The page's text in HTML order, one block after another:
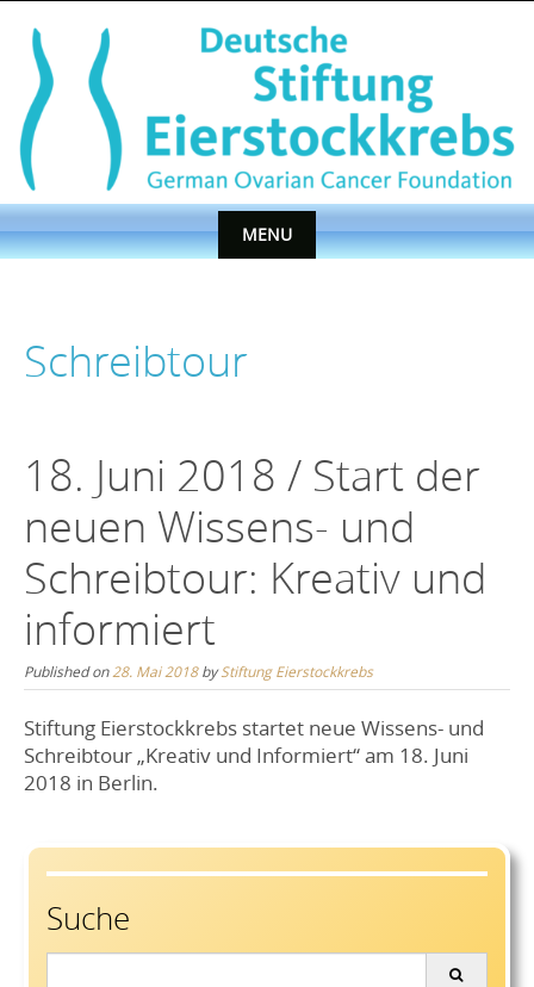
content
MENU
content
Schreibtour
18. Juni 2018 / Start der
neuen Wissens- und
Schreibtour: Kreativ und
informiert
Published on28. Mai 2018byStiftung Eierstockkrebs
Stiftung Eierstockkrebs startet neue Wissens- und
Schreibtour „Kreativ und Informiert“ am 18. Juni
2018 in Berlin.
Suche